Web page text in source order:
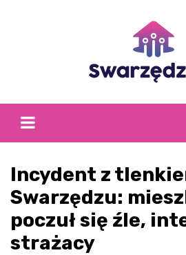
Incydent z
Swarzędzu:
poczuł się źle,
strażacy